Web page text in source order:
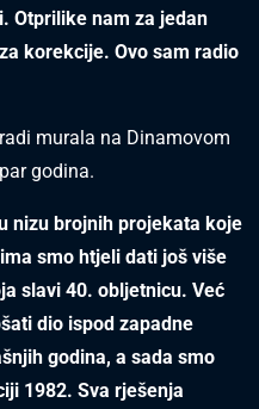
Otprilike nam za jedan
korekcije. Ovo sam radio
murala na Dinamovom
godina.
nizu brojnih projekata koje
smo htjeli dati još više
slavi 40. obljetnicu. Već
dio ispod zapadne
godina, a sada smo
1982. Sva rješenja